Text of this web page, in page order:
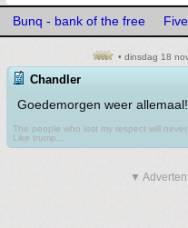
Bunq - bank of the free
• dinsdag 18
Chandler
Goedemorgen weer allemaal!
The people who lost my respect will
Like trump...
▼